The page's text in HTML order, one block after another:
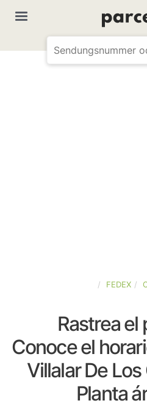
FEDEX
Rastrea el
Conoce el
Villalar De
Planta